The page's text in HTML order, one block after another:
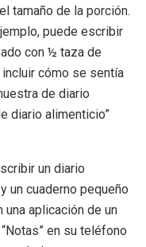
tamaño de la porción.
puede escribir
con ½ taza de
incluir cómo se sentía
de diario
diario alimenticio”
un diario
un cuaderno pequeño
una aplicación de un
en su teléfono